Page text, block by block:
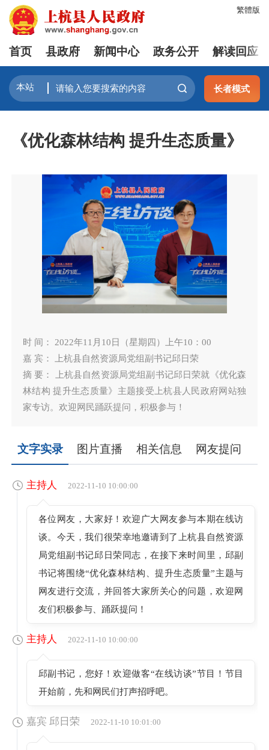
繁體版
首页 县政府 新闻中心 政务公开 解读回应
长者模式
《优化森林结构 提升生态质量》
时 间： 2022年11月10日（星期四）上午10：00
嘉 宾： 上杭县自然资源局党组副书记邱日荣
摘 要： 上杭县自然资源局党组副书记邱日荣就《优化森
林结构 提升生态质量》主题接受上杭县人民政府网站独
家专访。欢迎网民踊跃提问，积极参与！
文字实录 图片直播 相关信息 网友提问
主持人 2022-11-10 10:00:00
各位网友，大家好！欢迎广大网友参与本期在线访
谈。今天，我们很荣幸地邀请到了上杭县自然资源
局党组副书记邱日荣同志，在接下来时间里，邱副
书记将围绕“优化森林结构、提升生态质量”主题与
网友进行交流，并回答大家所关心的问题，欢迎网
友们积极参与、踊跃提问！
主持人 2022-11-10 10:00:00
邱副书记，您好！欢迎做客“在线访谈”节目！节目
开始前，先和网民们打声招呼吧。
嘉宾 邱日荣 2022-11-10 10:01:00